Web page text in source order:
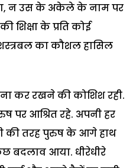
न उस के अकेले के नाम पर
शिक्षा के प्रति कोई
का कौशल हासिल
कर रखने की कोशिश रही.
पर आश्रित रहे. अपनी हर
की तरह पुरुष के आगे हाथ
बदलाव आया. धीरेधीरे